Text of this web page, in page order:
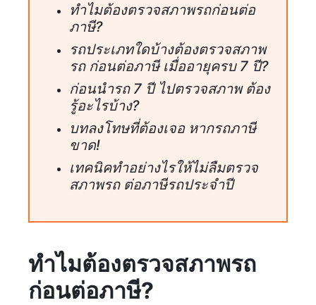
ทำไมต้องตรวจสภาพรถก่อนต่อ
ภาษี?
รถประเภทใดบ้างต้องตรวจสภาพ
รถ ก่อนต่อภาษี เมื่ออายุครบ 7 ปี?
ก่อนนำรถ 7 ปี ไปตรวจสภาพ ต้อง
รู้อะไรบ้าง?
บทลงโทษที่ต้องเจอ หากรถภาษี
ขาด!
เทคนิคทำอย่างไรให้ไม่ลืมตรวจ
สภาพรถ ต่อภาษีรถประจำปี
ทำไมต้องตรวจสภาพรถ
ก่อนต่อภาษี?